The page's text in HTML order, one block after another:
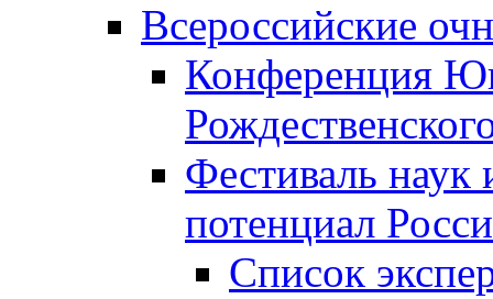
Всероссийские
Конференция
Фестиваль наук
потенциал
Список